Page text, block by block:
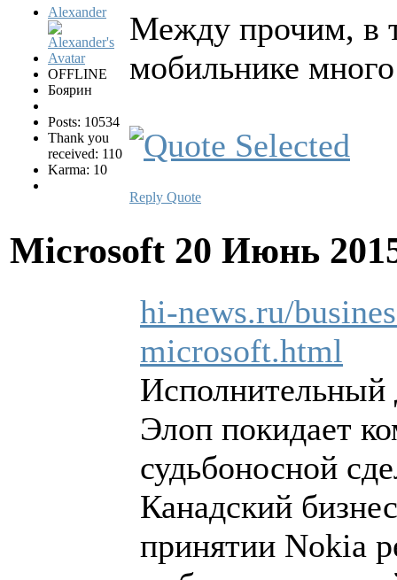
Alexander
OFFLINE
Боярин
Posts: 10534
Thank you
received: 110
Karma: 10
Между прочим, в
мобильнике много
Reply Quote
Microsoft 20 Июнь
hi-news.ru/
microsoft.html
Исполнительный
Элоп покидает
судьбоносной
Канадский
принятии Nokia